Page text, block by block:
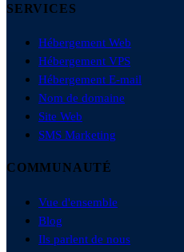
SERVICES
Hébergement Web
Hébergement VPS
Hébergement E-mail
Nom de domaine
Site Web
SMS Marketing
COMMUNAUTÉ
Vue d'ensemble
Blog
Ils parlent de nous